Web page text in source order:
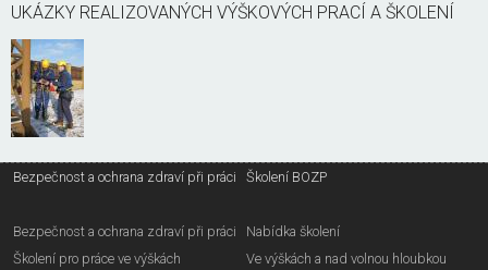
UKÁZKY REALIZOVANÝCH VÝŠKOVÝCH PRACÍ A ŠKOLENÍ
Bezpečnost a ochrana zdraví při práci
Bezpečnost a ochrana zdraví při práci
Školení pro práce ve výškách
Školení BOZP
Nabídka školení
Ve výškách a nad volnou hloubkou